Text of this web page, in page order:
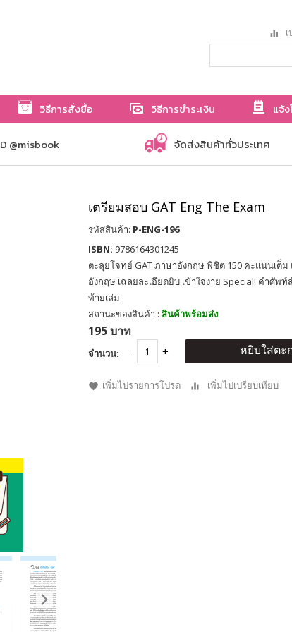
วิธีการสั่งซื้อ วิธีการชำระเงิน แจ้
@misbook จัดส่งสินค้าทั่วประเทศ
เตรียมสอบ GAT Eng The Exam
รหัสสินค้า: P-ENG-196
ISBN: 9786164301245
ตะลุยโจทย์ GAT ภาษาอังกฤษ พิชิต 150 คะแนนเต็
อังกฤษ เฉลยละเอียดยิบ เข้าใจง่าย Special! คำศั
ท้ายเล่ม
สถานะของสินค้า : สินค้าพร้อมส่ง
195 บาท
จำนวน: หยิบใส่ตะ
เพิ่มไปรายการโปรด เพิ่มไปเปรียบเทียบ